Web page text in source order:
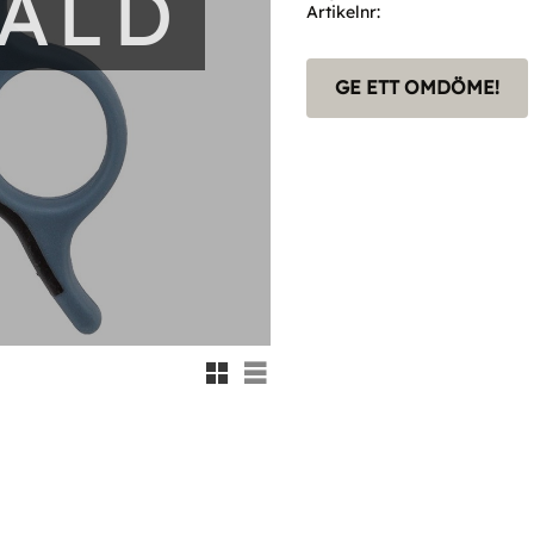
Rutnätsvy
Listvy
Artikelnr
GE ETT OMDÖME!